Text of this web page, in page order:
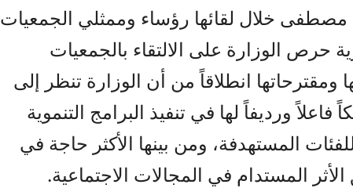
مصطفى خلال لقائها رؤساء وممثلي الجمعيات
حرص الوزارة على الالتقاء بالجمعيات
ومقترحاتها انطلاقاً من أن الوزارة تنظر إلى
ورديفاً لها في تنفيذ البرامج التنموية
المستهدفة، ومن بينها الأكثر حاجة في
المستدام في المجالات الاجتماعية.